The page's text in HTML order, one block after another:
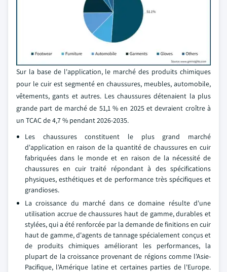
Sur la base de l'application, le marché des produits chimiques
pour le cuir est segmenté en chaussures, meubles, automobile,
vêtements, gants et autres. Les chaussures détenaient la plus
grande part de marché de 51,1 % en 2025 et devraient croître à
un TCAC de 4,7 % pendant 2026-2035.
Les chaussures constituent le plus grand marché
d'application en raison de la quantité de chaussures en cuir
fabriquées dans le monde et en raison de la nécessité de
chaussures en cuir traité répondant à des spécifications
physiques, esthétiques et de performance très spécifiques et
grandioses.
La croissance du marché dans ce domaine résulte d'une
utilisation accrue de chaussures haut de gamme, durables et
stylées, qui a été renforcée par la demande de finitions en cuir
haut de gamme, d'agents de tannage spécialement conçus et
de produits chimiques améliorant les performances, la
plupart de la croissance provenant de régions comme l'Asie-
Pacifique, l'Amérique latine et certaines parties de l'Europe.